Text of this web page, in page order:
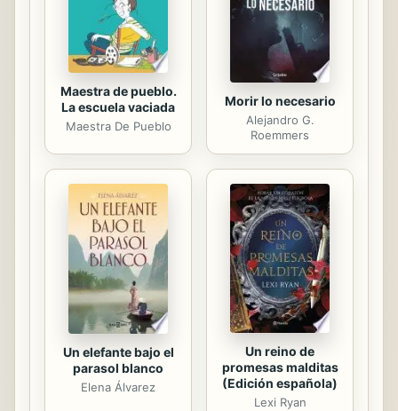
Maestra de pueblo.
La escuela vaciada
Maestra De Pueblo
Morir lo necesario
Alejandro G.
Roemmers
Un elefante bajo el
parasol blanco
Elena Álvarez
Un reino de
promesas malditas
(Edición española)
Lexi Ryan